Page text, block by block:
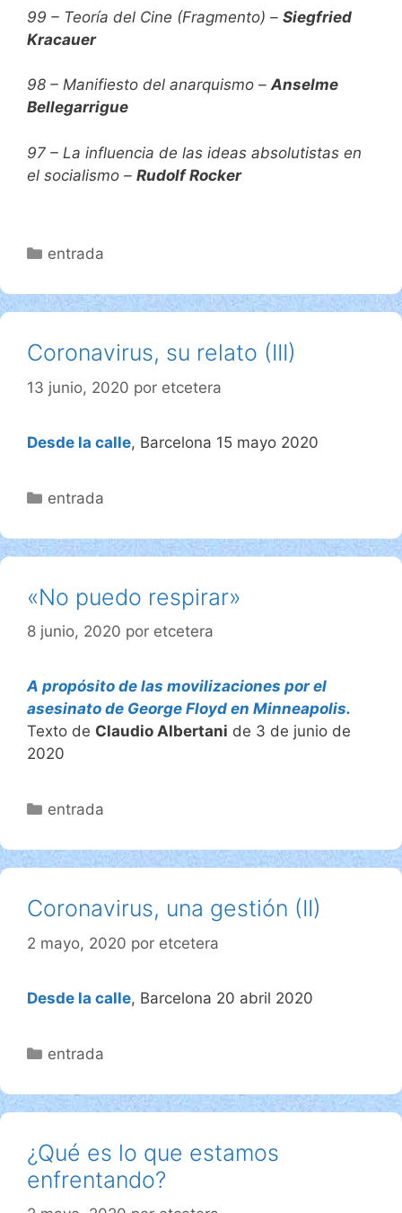
99 – Teoría del Cine (Fragmento) – Siegfried
Kracauer
98 – Manifiesto del anarquismo –Anselme
Bellegarrigue
97 – La influencia de las ideas absolutistas en
el socialismo – Rudolf Rocker
Categorías
entrada
Coronavirus, su relato (III)
13 junio, 2020 por etcetera
Desde la calle, Barcelona 15 mayo 2020
Categorías
entrada
«No puedo respirar»
8 junio, 2020 por etcetera
A propósito de las movilizaciones por el
asesinato de George Floyd en Minneapolis.
Texto de Claudio Albertani de 3 de junio de
2020
Categorías
entrada
Coronavirus, una gestión (II)
2 mayo, 2020 por etcetera
Desde la calle, Barcelona 20 abril 2020
Categorías
entrada
¿Qué es lo que estamos
enfrentando?